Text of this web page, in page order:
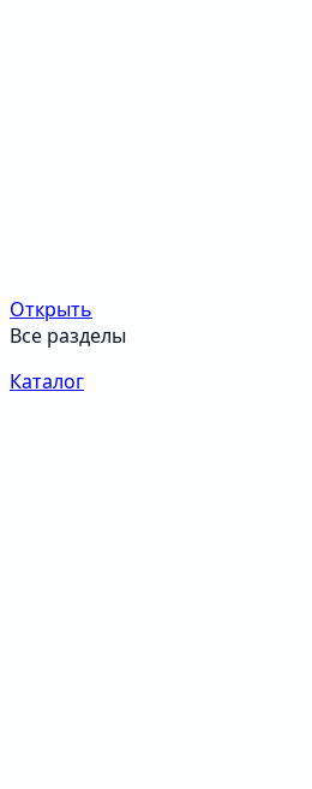
Открыть
Все разделы
Каталог